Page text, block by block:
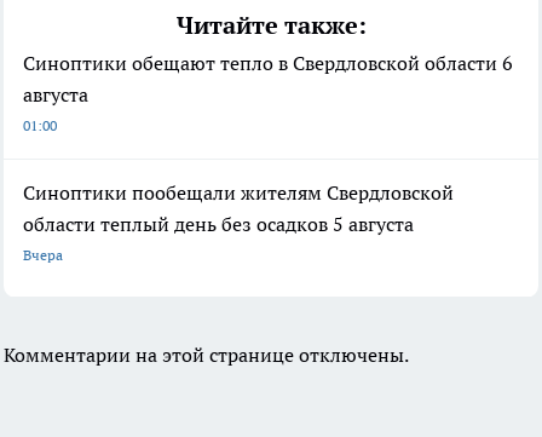
Читайте также:
Синоптики обещают тепло в Свердловской области 6
августа
01:00
Синоптики пообещали жителям Свердловской
области теплый день без осадков 5 августа
Вчера
Комментарии на этой странице отключены.